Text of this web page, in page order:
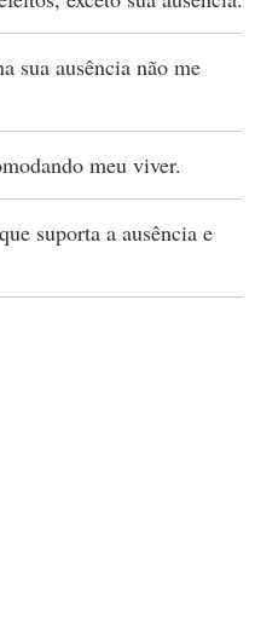
sua ausência não me
meu viver.
suporta a ausência e